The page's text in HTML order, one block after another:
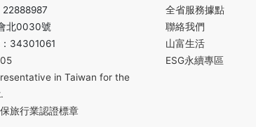
22888987
北0030號
34301061
in Taiwan for the
旅行業認證標章
全省服務據點
聯絡我們
山富生活
ESG永續專區